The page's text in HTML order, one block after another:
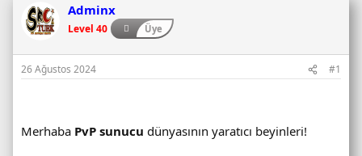
a
n
l
ı
s
u
Adminx
Level 40 Üye
26 Ağustos 2024 #1
Merhaba PvP sunucu dünyasının yaratıcı beyinleri!